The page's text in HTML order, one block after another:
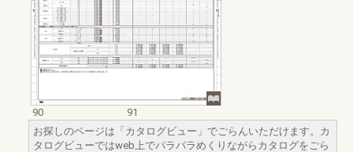
90
91
お探しのページは「カタログビュー」でごらんいただけます。カ
タログビューではweb上でパラパラめくりながらカタログをごら